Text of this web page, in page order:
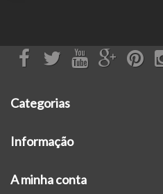
Categorias
Informação
A minha conta